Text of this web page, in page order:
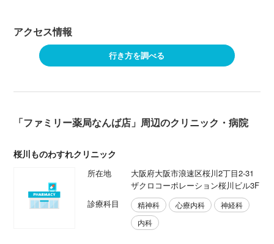
アクセス情報
行き方を調べる
「ファミリー薬局なんば店」周辺のクリニック・病院
桜川ものわすれクリニック
所在地
大阪府大阪市浪速区桜川2丁目2-31
ザクロコーポレーション桜川ビル3F
診療科目
精神科 心療内科
神経科
内科